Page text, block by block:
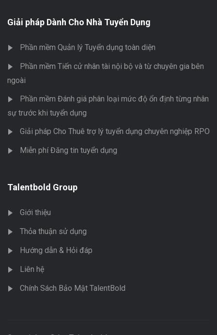
Giải pháp Dành Cho Nhà Tuyển Dụng
Phần mềm Quản lý Tuyển dụng toàn diện
Phần mềm Tiến cử nhân tài nội bộ và từ chuyên gia bên
ngoài
Phần mềm Đánh giá phân loại mức độ ổn định từng nhân
sự trước khi tuyển dụng
Giải pháp Cho Thuê trợ lý tuyển dụng chuyên nghiệp RPO
Miễn phí Đăng tin tuyển dụng
Talentbold Group
Giới thiệu
Thỏa thuận sử dụng
Hướng dẫn & Hỏi đáp
Liên hệ
Chính Sách Bảo Mật TalentBold